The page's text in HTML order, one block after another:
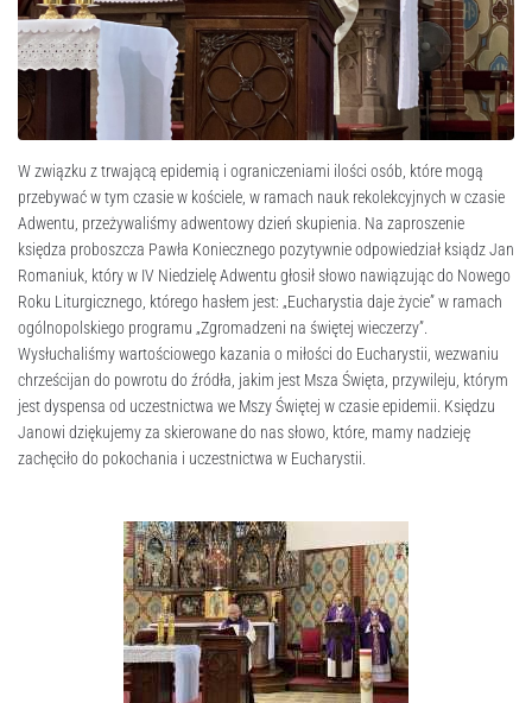
W związku z trwającą epidemią i ograniczeniami ilości osób, które mogą
przebywać w tym czasie w kościele, w ramach nauk rekolekcyjnych w czasie
Adwentu, przeżywaliśmy adwentowy dzień skupienia. Na zaproszenie
księdza proboszcza Pawła Koniecznego pozytywnie odpowiedział ksiądz Jan
Romaniuk, który w IV Niedzielę Adwentu głosił słowo nawiązując do Nowego
Roku Liturgicznego, którego hasłem jest: „Eucharystia daje życie” w ramach
ogólnopolskiego programu „Zgromadzeni na świętej wieczerzy”.
Wysłuchaliśmy wartościowego kazania o miłości do Eucharystii, wezwaniu
chrześcijan do powrotu do źródła, jakim jest Msza Święta, przywileju, którym
jest dyspensa od uczestnictwa we Mszy Świętej w czasie epidemii. Księdzu
Janowi dziękujemy za skierowane do nas słowo, które, mamy nadzieję
zachęciło do pokochania i uczestnictwa w Eucharystii.